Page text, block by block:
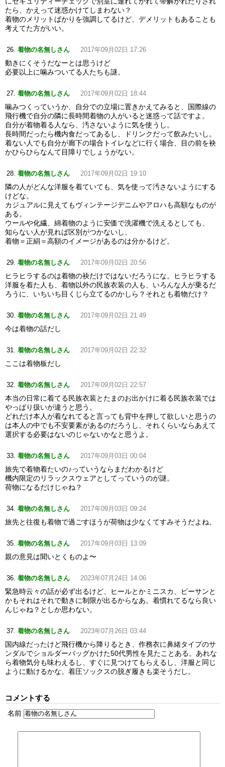
たら、かえって迷惑かけてしまわない？
着物のメリットばかりを強調してるけど、デメリットもあることも
考えてた方がいい。
着物の名無しさん 2017年09月02日 17:26
動きにくそうだなーとは思うけど
必要以上に噛みついてる人たちも謎。
着物の名無しさん 2017年09月02日 18:44
噛みつくっていうか、自分での立場に置きかえてみると、国際線の
飛行機で自分の隣に長時間着物の人がいると迷惑って話ですよ。
自分が着物着る人なら、汚さないように気を使うし。
長時間だったら機内食だってあるし、ドリンクだって飲みたいし。
着ない人でも自分が廊下の場合トイレなどに行く場合、目の前を袂
かひらひらなんて目障りでしょうがない。
着物の名無しさん 2017年09月02日 19:10
隣の人がどんな洋服を着ていても、気を使って汚さないようにする
けどな。
カジュアルに見えてもヴィンテージデニムやアロハも高額なものが
ある。
ウールや化繊、綿着物のように安価で洗濯機で洗えるとしても、
知らない人が見れば区別がつかないし、
着物＝正絹＝高額のイメージがあるのは分かるけど。
着物の名無しさん 2017年09月02日 20:56
ヒラヒラするのは着物の袂だけではないだろうにな。ヒラヒラする
洋服を着た人も、着物以外の民族衣装の人も、いろんな人が乗るだ
ろうに、いちいち目くじら立てるのかしら？それとも着物だけ？
着物の名無しさん 2017年09月02日 21:49
今は着物の話だし
着物の名無しさん 2017年09月02日 22:32
ここは着物板だし
着物の名無しさん 2017年09月02日 22:57
本当の日常に着てる民族衣装とたまのお出かけに着る民族衣装では
やっぱり扱いが違うと思う。
どれだけ本人が着なれてると言っても背中を押して欲しいと思うの
は本人の中でも不安要素があるのだろうし、それくらいならあえて
選択する必要はないのじゃないかなと思うよ。
着物の名無しさん 2017年09月03日 00:04
旅先で着物着たいの♪っていうならまだわかるけど
機内限定のリラックスウェアとしてっていうのが謎。
荷物になるだけじゃね？
着物の名無しさん 2017年09月03日 09:24
旅先と往復も着物で過ごすほうが荷物は少なくてすみそうだよね。
着物の名無しさん 2017年09月03日 13:09
親の意見は聞いとくものよ〜
着物の名無しさん 2023年07月24日 14:06
緊急時云々の話が必ず出るけど、ヒールとかミニスカ、ビーサンと
かもそれはそれで動きに制限が出るからなあ。着慣れてるなら良い
んじゃね？としか思わない。
着物の名無しさん 2023年07月26日 03:44
国内線だったけど飛行機から降りるとき、作務衣に鼻緒タイプのサ
ンダルでショルダーバッグかけた50代男性を見たことある。あれな
ら着物気分も味わえるし、すぐに見つけてもらえるし、洋服と同じ
ように動けるかな。着圧ソックスの脱ぎ履きも楽そうだし。
コメントする
名前